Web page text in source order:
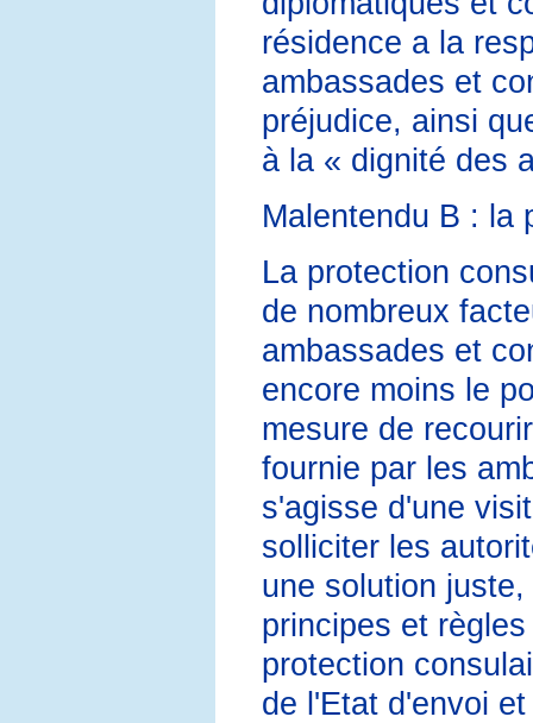
résidence a la
ambassades et
préjudice, ainsi
à la « dignité des
Malentendu B : la
La protection
de nombreux
ambassades et
encore moins le
mesure de
fournie par les
s'agisse d'une
solliciter les
une solution
principes et
protection
de l'Etat d'envoi